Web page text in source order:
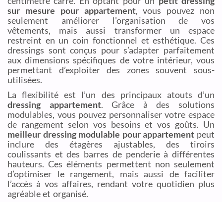
sur mesure pour appartement, vous pouvez non
seulement améliorer l’organisation de vos
vêtements, mais aussi transformer un espace
restreint en un coin fonctionnel et esthétique. Ces
dressings sont conçus pour s’adapter parfaitement
aux dimensions spécifiques de votre intérieur, vous
permettant d’exploiter des zones souvent sous-
utilisées.
La flexibilité est l’un des principaux atouts d’un
dressing appartement. Grâce à des solutions
modulables, vous pouvez personnaliser votre espace
de rangement selon vos besoins et vos goûts. Un
meilleur dressing modulable pour appartement peut
inclure des étagères ajustables, des tiroirs
coulissants et des barres de penderie à différentes
hauteurs. Ces éléments permettent non seulement
d’optimiser le rangement, mais aussi de faciliter
l’accès à vos affaires, rendant votre quotidien plus
agréable et organisé.